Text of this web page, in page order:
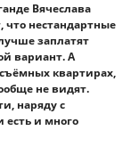
Вячеслава
что нестандартные
заплатят
вариант. А
квартирах,
не видят.
наряду с
и много